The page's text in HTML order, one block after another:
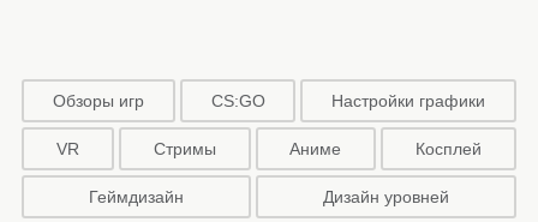
Обзоры игр CS:GO Настройки графики
VR Стримы Аниме Косплей
Геймдизайн Дизайн уровней